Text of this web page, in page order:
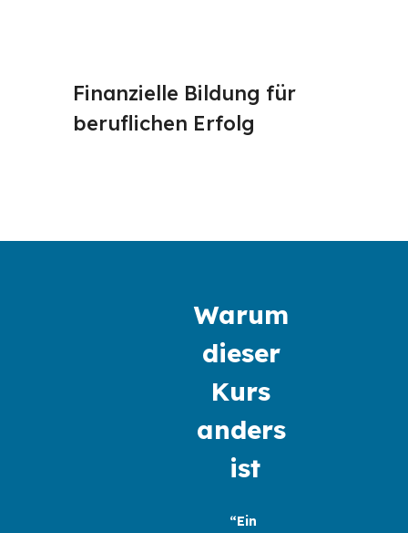
Finanzielle Bildung für
beruflichen Erfolg
Warum
dieser
Kurs
anders
ist
“Ein